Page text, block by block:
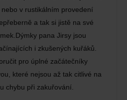
v rustikálním provedení
a tak si jistě na své
pana Jirsy jsou
i zkušených kuřáků.
pro úplné začátečníky
které nejsou až tak citlivé na
chybu při zakuřování.